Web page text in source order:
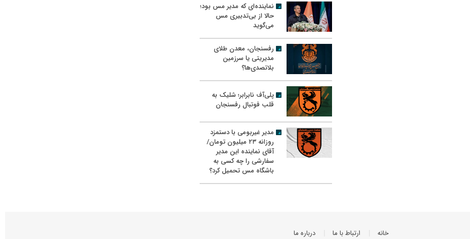
نماینده‌ای که مدیر مس بود؛
حالا از بی‌تدبیری مس
می‌گوید
رفسنجان، معدن طلای
مدیریتی یا سرزمین
بلاتصدی‌ها؟
پلی‌آف نابرابر؛ شلیک به
قلب فوتبال رفسنجان
مدیر غیربومی با دستمزد
روزانه ۲۳ میلیون تومان/
آقای نماینده این مدیر
سفارشی را چه کسی به
باشگاه مس تحمیل کرد؟
خانه ارتباط با ما درباره ما